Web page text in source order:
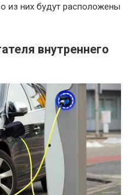
из них будут расположены
внутреннего